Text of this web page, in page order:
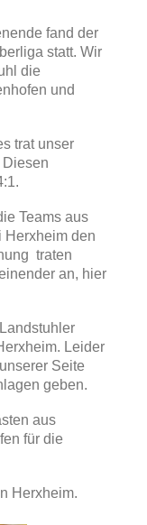
fand der
statt. Wir
die
und
trat unser
Diesen
Teams aus
Herxheim den
traten
an, hier
Leider
Seite
geben.
aus
für die
Herxheim.